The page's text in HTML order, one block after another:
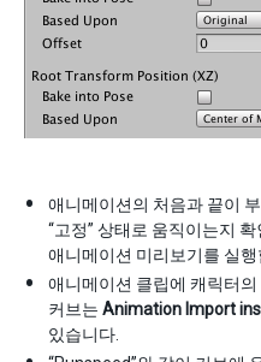
애니메이션의 처음과 끝이
“고정” 상태로 움직이는지
애니메이션 미리보기를 실행
애니메이션 클립에 캐릭터
커브는 Animation Import
있습니다.